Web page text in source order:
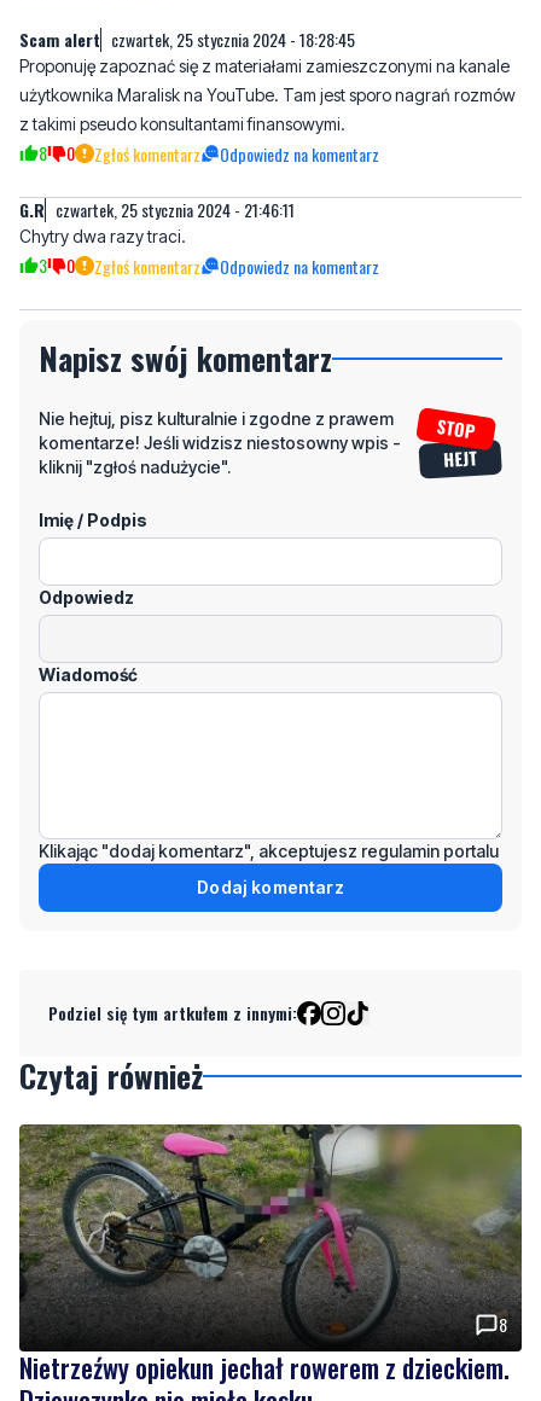
z takimi pseudo konsultantami finansowymi.
8 0 Zgłoś komentarz Odpowiedz na komentarz
G.R czwartek, 25 stycznia 2024 - 21:46:11
Chytry dwa razy traci.
Napisz swój komentarz
komentarze! Jeśli widzisz niestosowny wpis -
kliknij "zgłoś nadużycie".
Imię / Podpis
Odpowiedz
Wiadomość
8
Nietrzeźwy opiekun jechał rowerem z dzieckiem.
Dziewczynka nie miała kasku